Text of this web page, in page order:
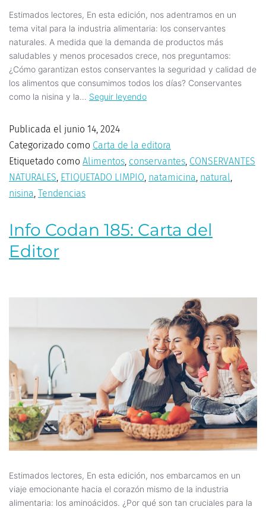
Estimados lectores, En esta edición, nos adentramos en un
tema vital para la industria alimentaria: los conservantes
naturales. A medida que la demanda de productos más
saludables y menos procesados crece, nos preguntamos:
¿Cómo garantizan estos conservantes la seguridad y calidad de
los alimentos que consumimos todos los días? Conservantes
como la nisina y la… Seguir leyendo
Publicada el junio 14, 2024
Categorizado como Carta de la editora
Etiquetado como Alimentos conservantes CONSERVANTES
NATURALES ETIQUETADO LIMPIO natamicina natural
nisina Tendencias
Info Codan 185: Carta del
Editor
Estimados lectores, En esta edición, nos embarcamos en un
viaje emocionante hacia el corazón mismo de la industria
alimentaria: los aminoácidos. ¿Por qué son tan cruciales para la